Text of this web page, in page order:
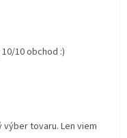
5 hviezdičiek.
10 obchod :)
5 hviezdičiek.
tovaru. Len viem